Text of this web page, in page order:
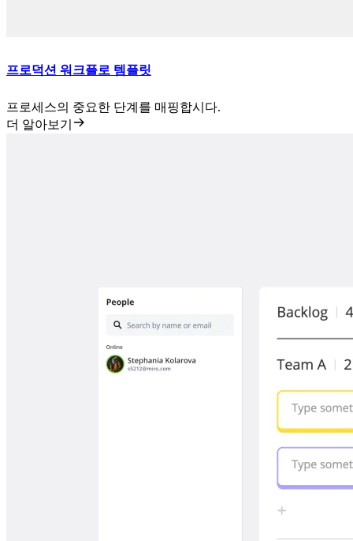
프로덕션 워크플로 템플릿
프로세스의 중요한 단계를 매핑합시다.
더 알아보기